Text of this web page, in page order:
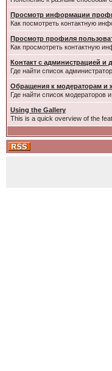
Просмотр информации
Как посмотреть контактную
Просмотр профиля
Как просмотреть контактную
Контакт с администрацией и
Где найти список
Обращения к модераторам и
Где найти список модераторов
Using the Gallery
This is a quick overview of the